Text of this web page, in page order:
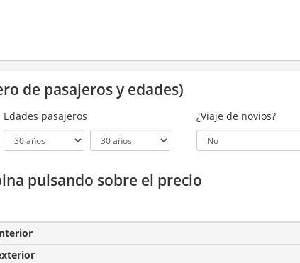
de pasajeros y edades)
Edades pasajeros ¿Viaje de novios?
pulsando sobre el precio